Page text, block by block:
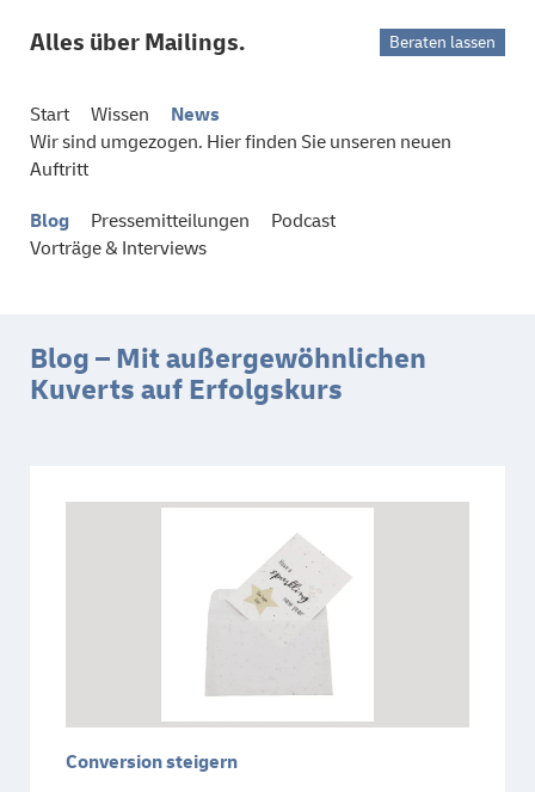
Alles über Mailings. Beraten lassen
Start Wissen
News
Wir sind umgezogen. Hier finden Sie unseren neuen
Auftritt
Blog Pressemitteilungen
Podcast
Vorträge & Interviews
Blog – Mit außergewöhnlichen
Kuverts auf Erfolgskurs
Conversion steigern